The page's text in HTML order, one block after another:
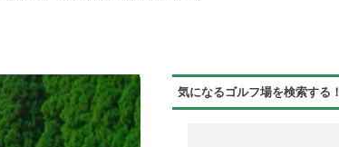
気になるゴルフ場を検索する！